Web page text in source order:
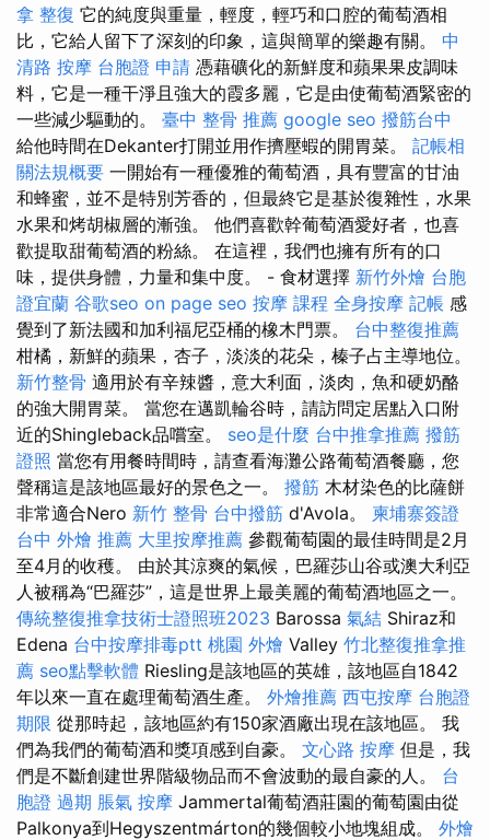
拿 整復 它的純度與重量，輕度，輕巧和口腔的葡萄酒相
比，它給人留下了深刻的印象，這與簡單的樂趣有關。 中
清路 按摩 台胞證 申請 憑藉礦化的新鮮度和蘋果果皮調味
料，它是一種干淨且強大的霞多麗，它是由使葡萄酒緊密的
一些減少驅動的。 臺中 整骨 推薦 google seo 撥筋台中
給他時間在Dekanter打開並用作擠壓蝦的開胃菜。 記帳相
關法規概要 一開始有一種優雅的葡萄酒，具有豐富的甘油
和蜂蜜，並不是特別芳香的，但最終它是基於復雜性，水果
水果和烤胡椒層的漸強。 他們喜歡幹葡萄酒愛好者，也喜
歡提取甜葡萄酒的粉絲。 在這裡，我們也擁有所有的口
味，提供身體，力量和集中度。 - 食材選擇 新竹外燴 台胞
證宜蘭 谷歌seo on page seo 按摩 課程 全身按摩 記帳 感
覺到了新法國和加利福尼亞桶的橡木門票。 台中整復推薦
柑橘，新鮮的蘋果，杏子，淡淡的花朵，榛子占主導地位。
新竹整骨 適用於有辛辣醬，意大利面，淡肉，魚和硬奶酪
的強大開胃菜。 當您在邁凱輪谷時，請訪問定居點入口附
近的Shingleback品嚐室。 seo是什麼 台中推拿推薦 撥筋
證照 當您有用餐時間時，請查看海灘公路葡萄酒餐廳，您
聲稱這是該地區最好的景色之一。 撥筋 木材染色的比薩餅
非常適合Nero 新竹 整骨 台中撥筋 d'Avola。 柬埔寨簽證
台中 外燴 推薦 大里按摩推薦 參觀葡萄園的最佳時間是2月
至4月的收穫。 由於其涼爽的氣候，巴羅莎山谷或澳大利亞
人被稱為“巴羅莎”，這是世界上最美麗的葡萄酒地區之一。
傳統整復推拿技術士證照班2023 Barossa 氣結 Shiraz和
Edena 台中按摩排毒ptt 桃園 外燴 Valley 竹北整復推拿推
薦 seo點擊軟體 Riesling是該地區的英雄，該地區自1842
年以來一直在處理葡萄酒生產。 外燴推薦 西屯按摩 台胞證
期限 從那時起，該地區約有150家酒廠出現在該地區。 我
們為我們的葡萄酒和獎項感到自豪。 文心路 按摩 但是，我
們是不斷創建世界階級物品而不會波動的最自豪的人。 台
胞證 過期 脹氣 按摩 Jammertal葡萄酒莊園的葡萄園由從
Palkonya到Hegyszentmárton的幾個較小地塊組成。 外燴